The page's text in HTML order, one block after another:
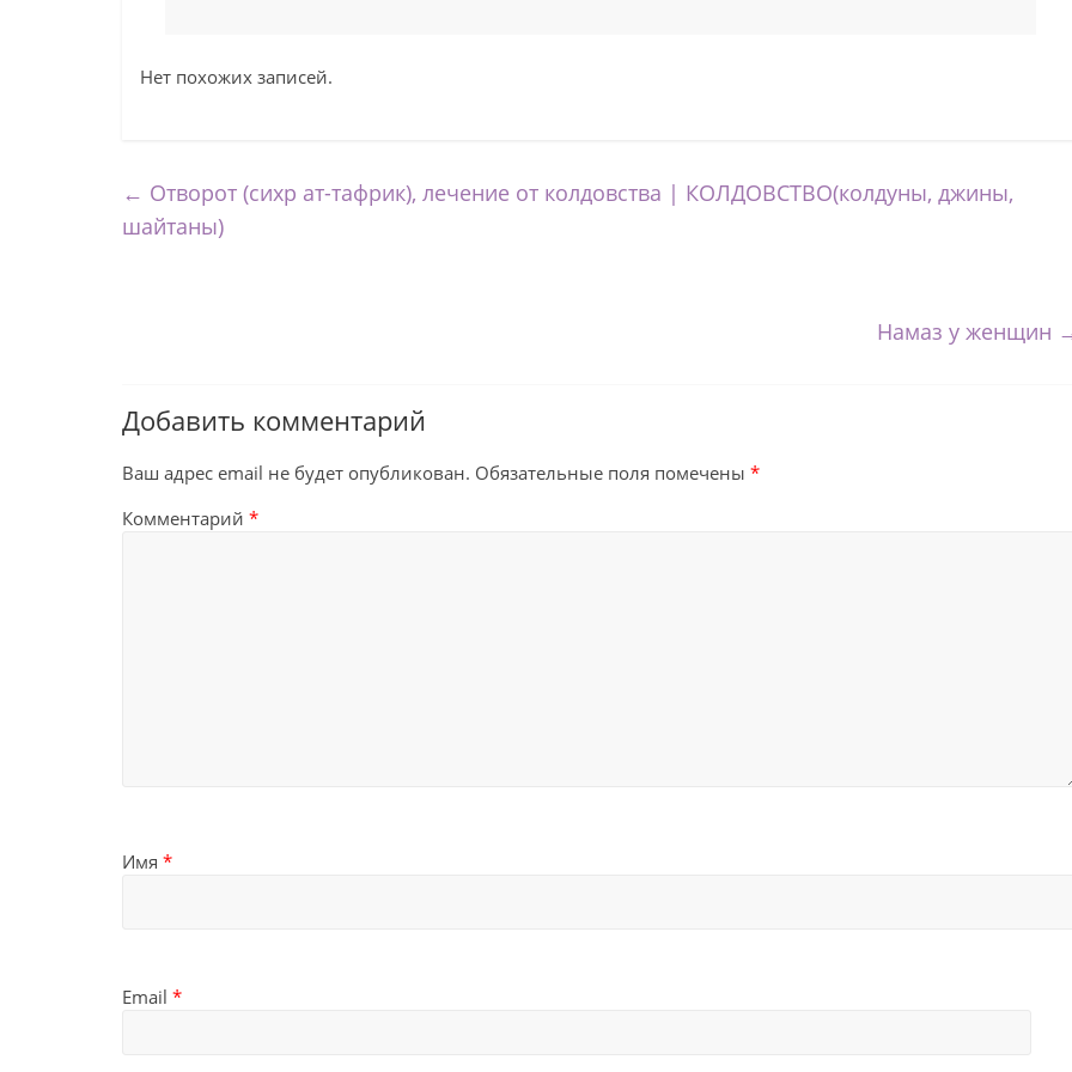
Нет похожих записей.
← Отворот (сихр ат-тафрик), лечение от колдовства | КОЛДОВСТВО(колдуны, джины,
шайтаны)
Намаз у женщин
Добавить комментарий
Ваш адрес email не будет опубликован. Обязательные поля помечены *
Комментарий *
Имя *
Email *